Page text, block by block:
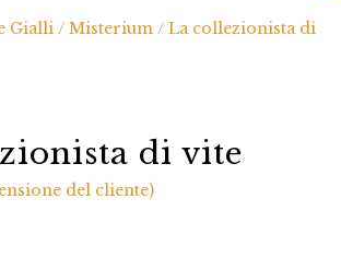
Gialli / Misterium / La collezionista di
di vite
del cliente)